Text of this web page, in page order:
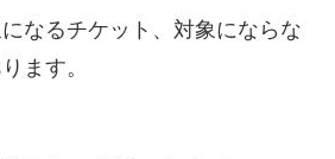
なるチケット、対象にならな
ます。